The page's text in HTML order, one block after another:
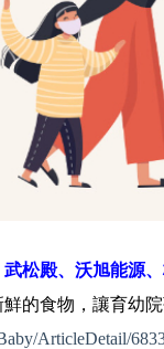
松殿、沃旭能源
的食物，讓育幼
ArticleDetail/